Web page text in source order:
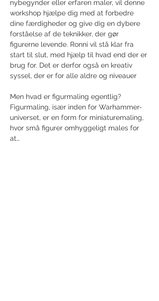
nybegynder eller erfaren maler, vil denne
workshop hjælpe dig med at forbedre
dine færdigheder og give dig en dybere
forståelse af de teknikker, der gør
figurerne levende. Ronni vil stå klar fra
start til slut, med hjælp til hvad end der er
brug for. Det er derfor også en kreativ
syssel, der er for alle aldre og niveauer
Men hvad er figurmaling egentlig?
Figurmaling, især inden for Warhammer-
universet, er en form for miniaturemaling,
hvor små figurer omhyggeligt males for
at…